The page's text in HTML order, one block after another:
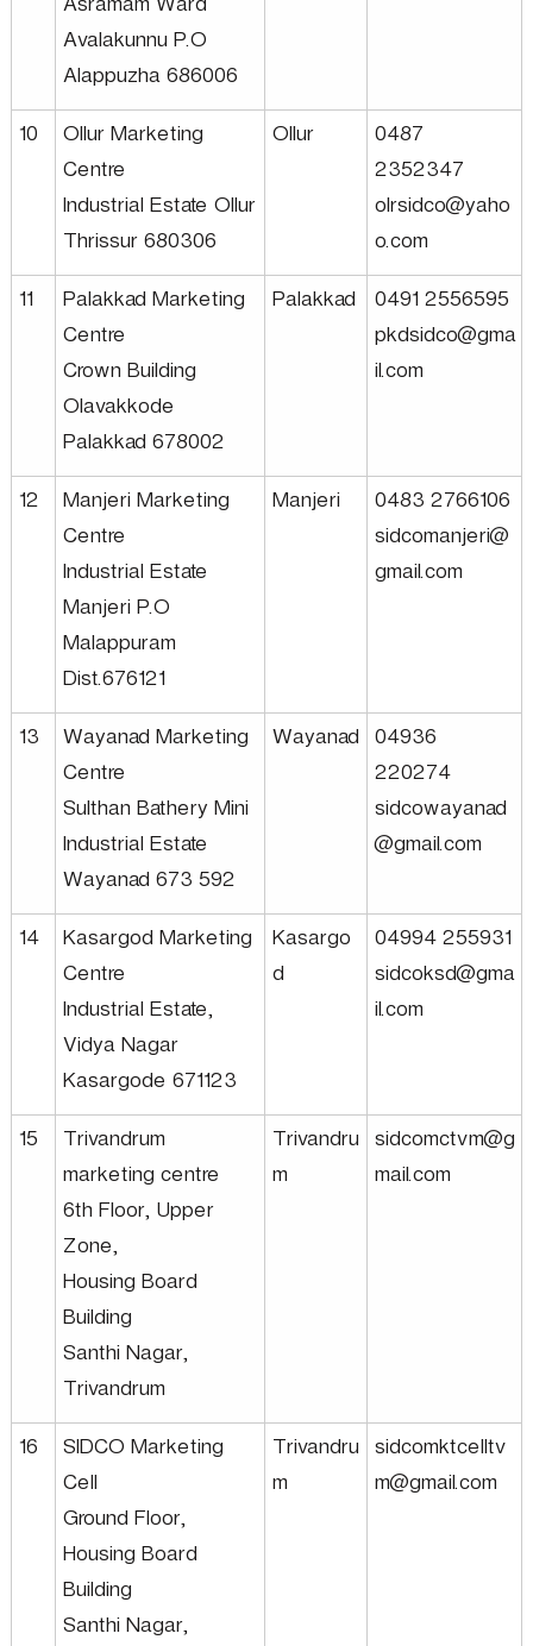
i
L
Asramam Ward
Avalakunnu P.O
Alappuzha 686006
10
Ollur Marketing
Centre
Industrial Estate Ollur
Thrissur 680306
Ollur
0487
2352347
olrsidco@yaho
o.com
11
Palakkad Marketing
Centre
Crown Building
Olavakkode
Palakkad 678002
Palakkad
0491 2556595
pkdsidco@gma
il.com
12
Manjeri Marketing
Centre
Industrial Estate
Manjeri P.O
Malappuram
Dist.676121
Manjeri
0483 2766106
sidcomanjeri@
gmail.com
13
Wayanad Marketing
Centre
Sulthan Bathery Mini
Industrial Estate
Wayanad 673 592
Wayanad 04936
220274
sidcowayanad
@gmail.com
14
Kasargod Marketing
Centre
Industrial Estate,
Vidya Nagar
Kasargode 671123
Kasargo
d
04994 255931
sidcoksd@gma
il.com
15
Trivandrum
marketing centre
6th Floor, Upper
Zone,
Housing Board
Building
Santhi Nagar,
Trivandrum
Trivandru
m
sidcomctvm@g
mail.com
16
SIDCO Marketing
Cell
Ground Floor,
Housing Board
Building
Santhi Nagar,
Trivandru
m
sidcomktcelltv
m@gmail.com